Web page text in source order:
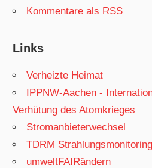
Kommentare als RSS
Links
Verheizte Heimat
IPPNW-Aachen -
Verhütung des Atomkrieges
Stromanbieterwechsel
TDRM
umweltFAIRändern